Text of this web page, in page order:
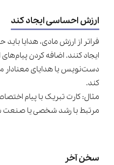
ارزش احساسی ایجاد کند
فراتر از ارزش مادی، هدایا
ایجاد کنند. اضافه کردن
دست‌نویس یا هدایای معنادار
کند.
مثال: کارت تبریک با پیام
مرتبط با رشد شخصی یا
سخن آخر